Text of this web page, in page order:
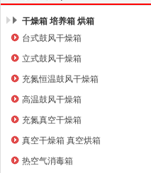
上海右一仪器有限公司
干燥箱 培养箱 烘箱
台式鼓风干燥箱
立式鼓风干燥箱
充氮恒温鼓风干燥箱
高温鼓风干燥箱
充氮真空干燥箱
真空干燥箱 真空烘箱
热空气消毒箱